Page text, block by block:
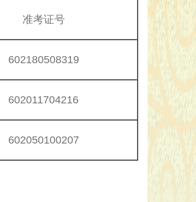
准考证号
602180508319
602011704216
602050100207